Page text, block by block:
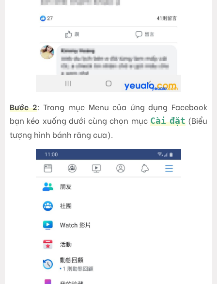
Bước 2: Trong mục Menu của ứng dụng Facebook
bạn kéo xuống dưới cùng chọn mụcCài đặt(Biểu
tượng hình bánh răng cưa).